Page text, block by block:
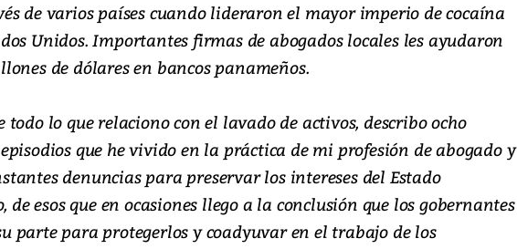
de varios países cuando lideraron el mayor imperio de cocaína
Unidos. Importantes firmas de abogados locales les ayudaron
de dólares en bancos panameños.
todo lo que relaciono con el lavado de activos, describo ocho
que he vivido en la práctica de mi profesión de abogado y
denuncias para preservar los intereses del Estado
de esos que en ocasiones llego a la conclusión que los gobernantes
parte para protegerlos y coadyuvar en el trabajo de los